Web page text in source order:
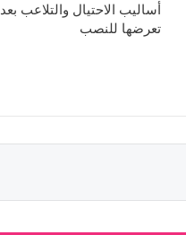
أساليب الاحتيال والتلاعب بعد
تعرضها للنصب